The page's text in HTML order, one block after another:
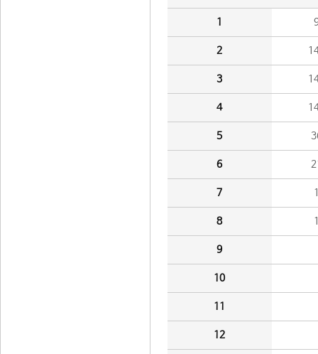
1
2
3
4
5
6
7
8
9
10
11
12